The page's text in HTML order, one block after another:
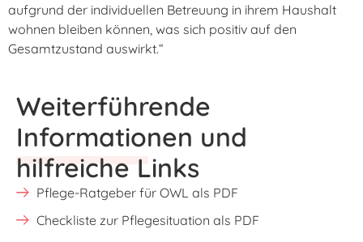
aufgrund der individuellen Betreuung in ihrem Haushalt
wohnen bleiben können, was sich positiv auf den
Gesamtzustand auswirkt.“
Weiterführende
Informationen und
hilfreiche Links
Pflege-Ratgeber für OWL als PDF
Checkliste zur Pflegesituation als PDF